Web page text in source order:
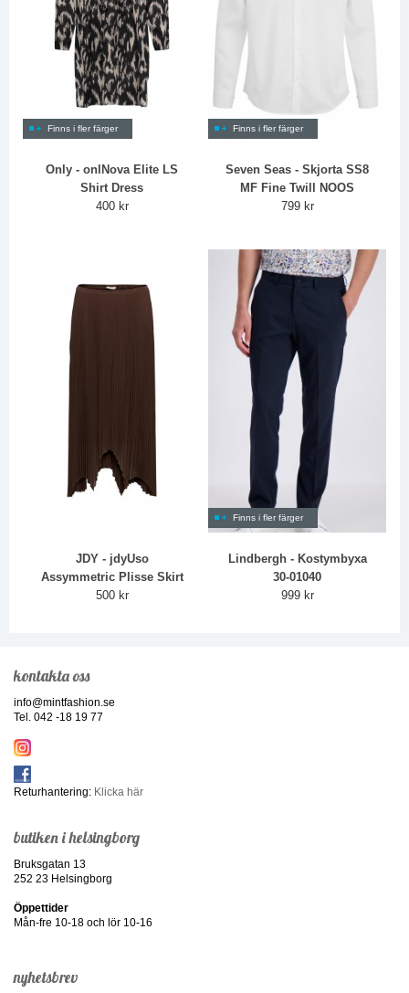
Finns i fler färger
Only - onlNova Elite LS
Shirt Dress
400 kr
Finns i fler färger
Seven Seas - Skjorta SS8
MF Fine Twill NOOS
799 kr
JDY - jdyUso
Assymmetric Plisse Skirt
500 kr
Finns i fler färger
Lindbergh - Kostymbyxa
30-01040
999 kr
kontakta oss
info@mintfashion.se
Tel. 042 -18 19 77
Returhantering: Klicka här
butiken i helsingborg
Bruksgatan 13
252 23 Helsingborg
Öppettider
Mån-fre 10-18 och lör 10-16
nyhetsbrev